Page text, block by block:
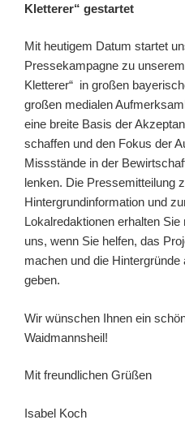
Kletterer“ gestartet
Mit heutigem Datum startet
Pressekampagne zu
Kletterer“ in großen
großen medialen
eine breite Basis der
schaffen und den Fokus der
Missstände in der
lenken. Die Pressemitteilung
Hintergrundinformation und
Lokalredaktionen erhalten
uns, wenn Sie helfen, das
machen und die
geben.
Wir wünschen Ihnen ein
Waidmannsheil!
Mit freundlichen Grüßen
Isabel Koch